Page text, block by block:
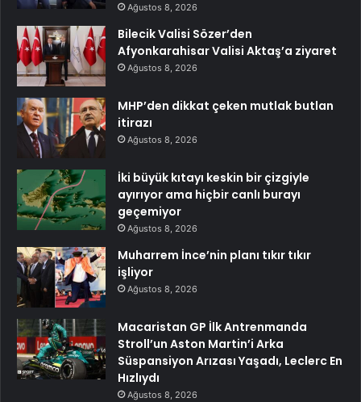
Ağustos 8, 2026
Bilecik Valisi Sözer’den
Afyonkarahisar Valisi Aktaş’a ziyaret
Ağustos 8, 2026
MHP’den dikkat çeken mutlak butlan
itirazı
Ağustos 8, 2026
İki büyük kıtayı keskin bir çizgiyle
ayırıyor ama hiçbir canlı burayı
geçemiyor
Ağustos 8, 2026
Muharrem İnce’nin planı tıkır tıkır
işliyor
Ağustos 8, 2026
Macaristan GP İlk Antrenmanda
Stroll’un Aston Martin’i Arka
Süspansiyon Arızası Yaşadı, Leclerc En
Hızlıydı
Ağustos 8, 2026